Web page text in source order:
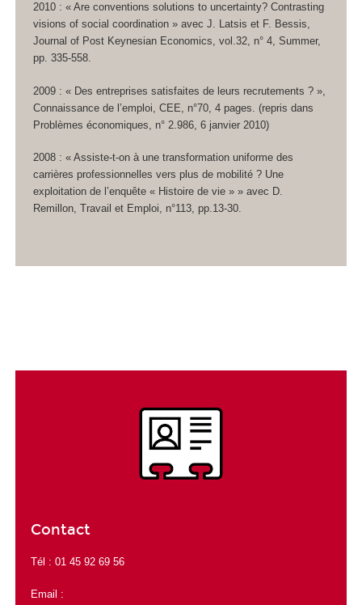
2010 : « Are conventions solutions to uncertainty? Contrasting
visions of social coordination » avec J. Latsis et F. Bessis,
Journal of Post Keynesian Economics, vol.32, n° 4, Summer,
pp. 335-558.
2009 : « Des entreprises satisfaites de leurs recrutements ? »,
Connaissance de l’emploi, CEE, n°70, 4 pages. (repris dans
Problèmes économiques, n° 2.986, 6 janvier 2010)
2008 : « Assiste-t-on à une transformation uniforme des
carrières professionnelles vers plus de mobilité ? Une
exploitation de l’enquête « Histoire de vie » » avec D.
Remillon, Travail et Emploi, n°113, pp.13-30.
Contact
Tél : 01 45 92 69 56
Email :